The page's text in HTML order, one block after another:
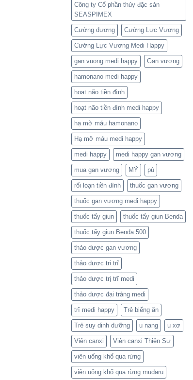
Công ty Cổ phần thủy đặc sản
SEASPIMEX
Cường dương Cường Lực Vương
Cường Lực Vương Medi Happy
gan vuong medi happy Gan vương
hamonano medi happy
hoạt não tiền đình
hoạt não tiền đình medi happy
hạ mỡ máu hamonano
Hạ mỡ máu medi happy
medi happy medi happy gan vương
mua gan vương MỸ pù
rối loạn tiền đình thuốc gan vương
thuốc gan vương medi happy
thuốc tẩy giun thuốc tẩy giun Benda
thuốc tẩy giun Benda 500
thảo dược gan vương
thảo dược trị trĩ
thảo dược trị trĩ medi
thảo dược đại tràng medi
trĩ medi happy Trẻ biếng ăn
Trẻ suy dinh dưỡng u nang u xơ
Viên canxi Viên canxi Thiên Sư
viên uống khổ qua rừng
viên uống khổ qua rừng mudaru